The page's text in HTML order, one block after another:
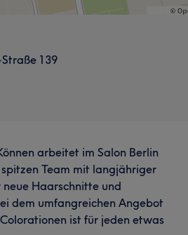
139
arbeitet im Salon Berlin
Team mit langjähriger
Haarschnitte und
dem umfangreichen Angebot
ist für jeden etwas